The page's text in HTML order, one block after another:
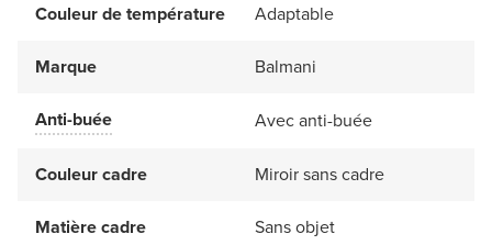
Couleur de température Adaptable
Marque Balmani
Anti-buée Avec anti-buée
Couleur cadre Miroir sans cadre
Matière cadre Sans objet